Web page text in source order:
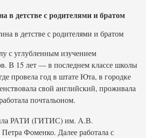
в детстве с родителями и братом
с углубленным изучением
В 15 лет — в последнем классе школы
провела год в штате Юта, в городке
свой английский, проживала
почтальоном.
РАТИ (ГИТИС) им. А.В.
Фоменко. Далее работала с